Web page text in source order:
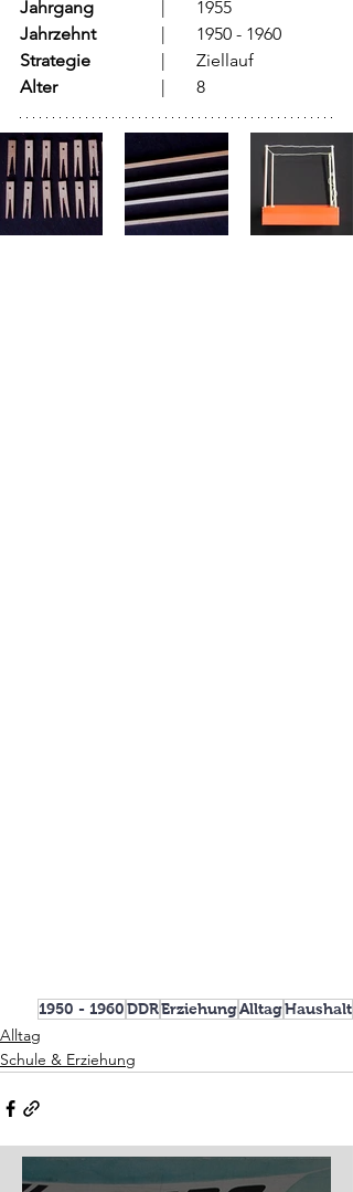
Jahrgang
		  |	1955
Jahrzehnt
		  |	1950 - 1960
Strategie
		  |	Ziellauf
Alter
			  |	8
1950 - 1960DDRErziehungAlltagHaushalt
Alltag
Schule & Erziehung